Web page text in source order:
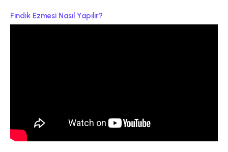
Fındık Ezmesi Nasıl Yapılır?